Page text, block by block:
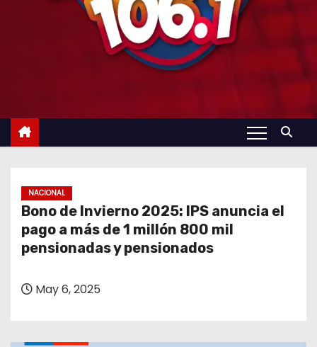
NACIONAL
Bono de Invierno 2025: IPS anuncia el
pago a más de 1 millón 800 mil
pensionadas y pensionados
May 6, 2025